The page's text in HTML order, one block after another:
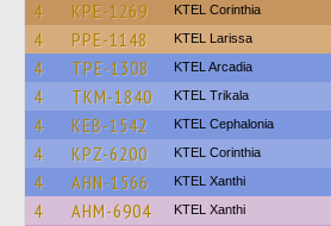
4 KPE-1269 KTEL Corinthia
4 PPE-1148 KTEL Larissa
4 TPE-1308 KTEL Arcadia
4 TKM-1840 ΚΤΕL Τrikala
4 KEB-1542 KTEL Cephalonia
4 KPZ-6200 KTEL Corinthia
4 AHN-1566 KTEL Xanthi
4 AHM-6904 KTEL Xanthi